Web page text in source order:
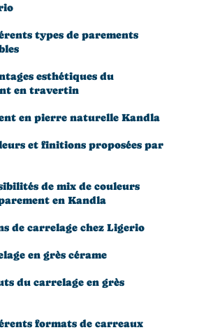
types de parements
esthétiques du
en travertin
en pierre naturelle Kandla
et finitions proposées par
de mix de couleurs
en Kandla
de carrelage chez Ligerio
en grès cérame
du carrelage en grès
formats de carreaux